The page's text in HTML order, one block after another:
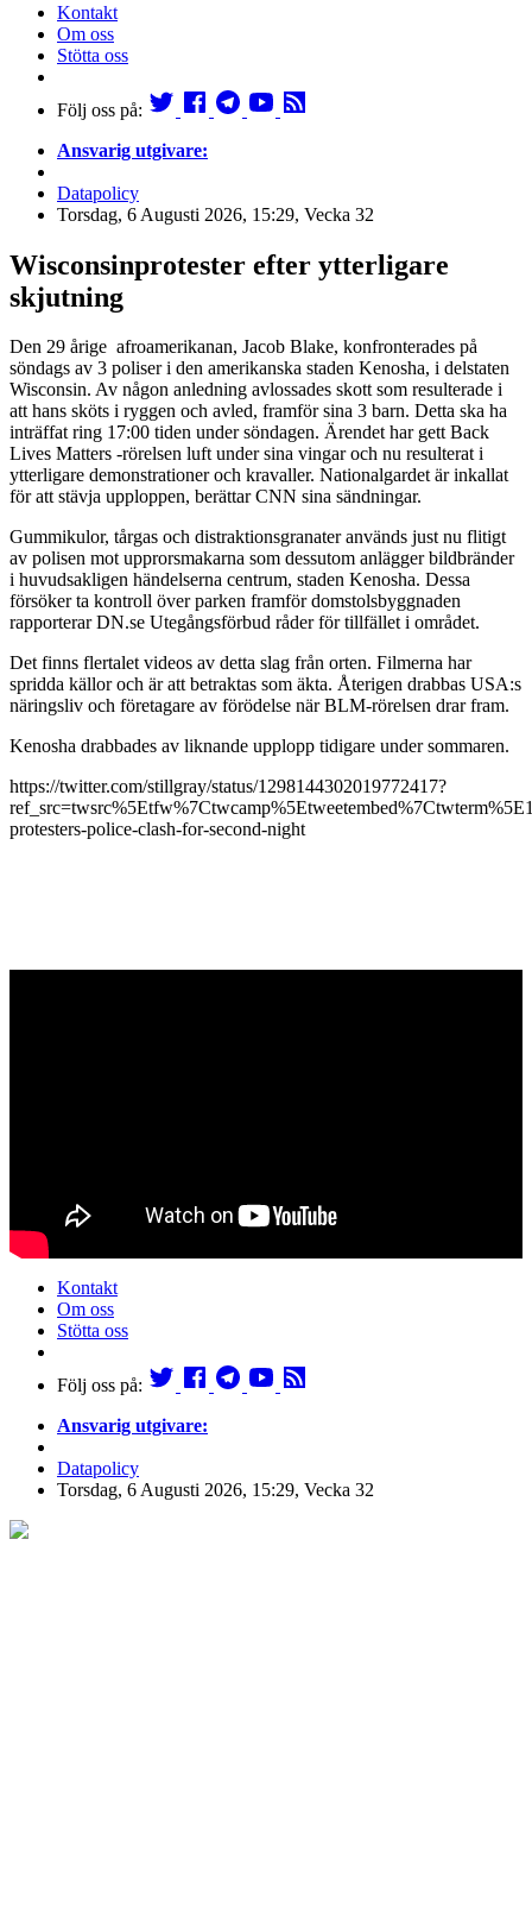
Kontakt
Om oss
Stötta oss
Följ oss på:
Ansvarig utgivare:
Datapolicy
Torsdag, 6 Augusti 2026, 15:29, Vecka 32
Wisconsinprotester efter ytterligare
skjutning
Den 29 årige afroamerikanan, Jacob Blake, konfronterades på
söndags av 3 poliser i den amerikanska staden Kenosha, i delstaten
Wisconsin. Av någon anledning avlossades skott som resulterade i
att hans sköts i ryggen och avled, framför sina 3 barn. Detta ska ha
inträffat ring 17:00 tiden under söndagen. Ärendet har gett Back
Lives Matters -rörelsen luft under sina vingar och nu resulterat i
ytterligare demonstrationer och kravaller. Nationalgardet är inkallat
för att stävja upploppen, berättar CNN sina sändningar.
Gummikulor, tårgas och distraktionsgranater används just nu flitigt
av polisen mot upprorsmakarna som dessutom anlägger bildbränder
i huvudsakligen händelserna centrum, staden Kenosha. Dessa
försöker ta kontroll över parken framför domstolsbyggnaden
rapporterar DN.se Utegångsförbud råder för tillfället i området.
Det finns flertalet videos av detta slag från orten. Filmerna har
spridda källor och är att betraktas som äkta. Återigen drabbas USA:s
näringsliv och företagare av förödelse när BLM-rörelsen drar fram.
Kenosha drabbades av liknande upplopp tidigare under sommaren.
https://twitter.com/stillgray/status/1298144302019772417?
protesters-police-clash-for-second-night
Kontakt
Om oss
Stötta oss
Följ oss på:
Ansvarig utgivare:
Datapolicy
Torsdag, 6 Augusti 2026, 15:29, Vecka 32